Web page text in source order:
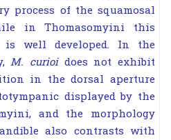
process of the squamosal
in Thomasomyini this
is well developed. In the
M. curioidoes not exhibit
in the dorsal aperture
displayed by the
and the morphology
also contrasts with